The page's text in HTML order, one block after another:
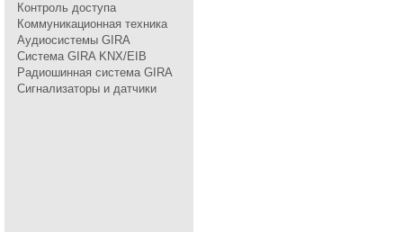
Контроль доступа
Коммуникационная техника
Аудиосистемы GIRA
Система GIRA KNX/EIB
Радиошинная система GIRA
Сигнализаторы и датчики